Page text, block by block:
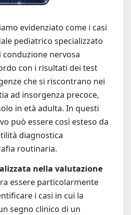
evidenziato come i casi
pediatrico specializzato
nervosa
con i risultati dei test
che si riscontrano nei
ad insorgenza precoce,
in età adulta. In questi
può essere così esteso da
diagnostica
routinaria.
nella valutazione
essere particolarmente
i casi in cui la
segno clinico di un